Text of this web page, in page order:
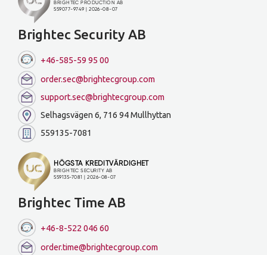
Brightec Security AB
+46-585-59 95 00
order.sec@brightecgroup.com
support.sec@brightecgroup.com
Selhagsvägen 6, 716 94 Mullhyttan
559135-7081
Brightec Time AB
+46-8-522 046 60
order.time@brightecgroup.com